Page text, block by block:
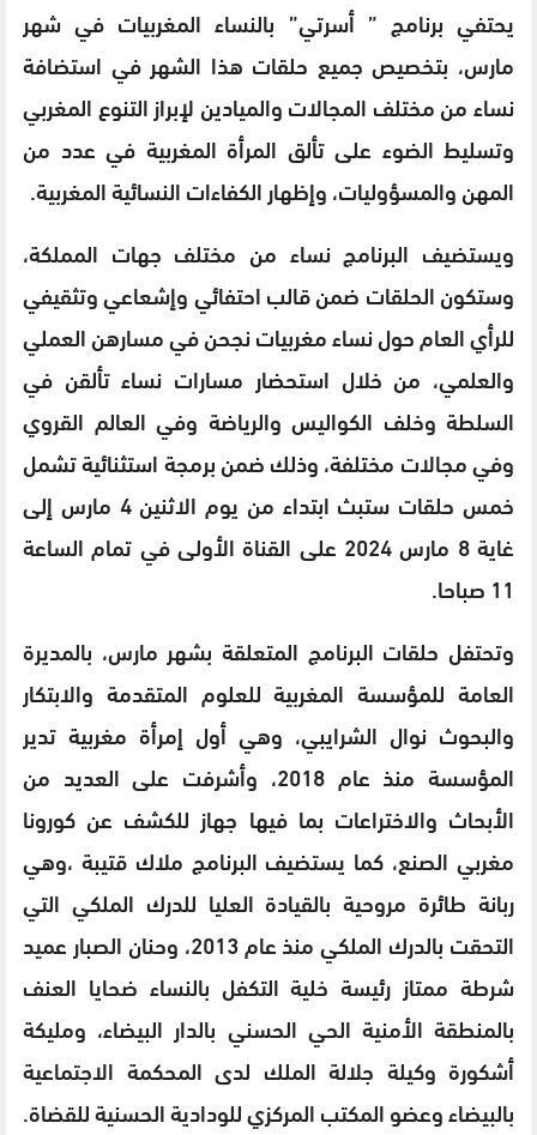
يحتفي برنامج ” أسرتي” بالنساء المغربيات في شهر
مارس، بتخصيص جميع حلقات هذا الشهر في استضافة
نساء من مختلف المجالات والميادين لإبراز التنوع المغربي
وتسليط الضوء على تألق المرأة المغربية في عدد من
المهن والمسؤوليات، وإظهار الكفاءات النسائية المغربية.
ويستضيف البرنامج نساء من مختلف جهات المملكة،
وستكون الحلقات ضمن قالب احتفائي وإشعاعي وتثقيفي
للرأي العام حول نساء مغربيات نجحن في مسارهن العملي
والعلمي، من خلال استحضار مسارات نساء تألقن في
السلطة وخلف الكواليس والرياضة وفي العالم القروي
وفي مجالات مختلفة، وذلك ضمن برمجة استثنائية تشمل
خمس حلقات ستبث ابتداء من يوم الاثنين 4 مارس إلى
غاية 8 مارس 2024 على القناة الأولى في تمام الساعة
11 صباحا.
وتحتفل حلقات البرنامج المتعلقة بشهر مارس، بالمديرة
العامة للمؤسسة المغربية للعلوم المتقدمة والابتكار
والبحوث نوال الشرايبي، وهي أول إمرأة مغربية تدير
المؤسسة منذ عام 2018، وأشرفت على العديد من
الأبحاث والاختراعات بما فيها جهاز للكشف عن كورونا
مغربي الصنع، كما يستضيف البرنامج ملاك قتيبة ،وهي
ربانة طائرة مروحية بالقيادة العليا للدرك الملكي التي
التحقت بالدرك الملكي منذ عام 2013، وحنان الصبار عميد
شرطة ممتاز رئيسة خلية التكفل بالنساء ضحايا العنف
بالمنطقة الأمنية الحي الحسني بالدار البيضاء، ومليكة
أشكورة وكيلة جلالة الملك لدى المحكمة الاجتماعية
بالبيضاء وعضو المكتب المركزي للودادية الحسنية للقضاة.